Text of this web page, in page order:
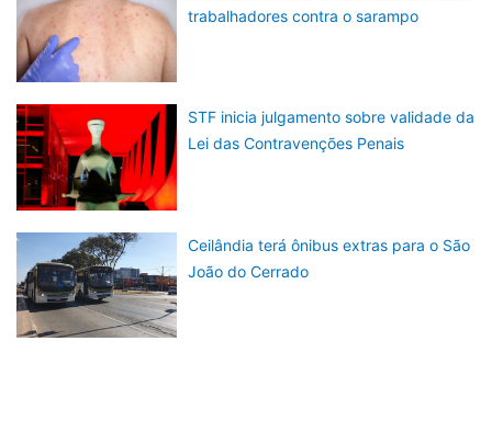
trabalhadores contra o sarampo
STF inicia julgamento sobre validade da
Lei das Contravenções Penais
Ceilândia terá ônibus extras para o São
João do Cerrado